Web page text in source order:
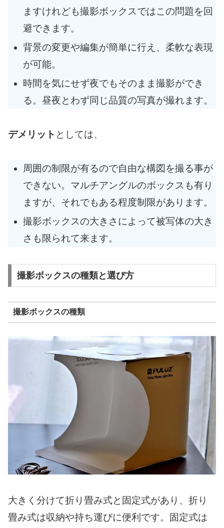
ますけれども撮影ボックスではこの問題を回
避できます。
背景の変更や編集が簡単に行え、柔軟な表現
が可能。
時間を気にせず夜でもそのまま撮影ができ
る。昼夜とわず同じ品質の写真が撮れます。
デメリット としては、
周囲の制限が有るので自由な構図を撮る事が
できない。マルチアングルのボックスも有り
ますが、それでもある程度制限があります。
撮影ボックスの大きさによって被写体の大き
さも限られて来ます。
撮影ボックスの種類と選び方
撮影ボックスの種類
大きく分けて折り畳み式と固定式があり、折り
畳み式は収納や持ち運びに便利です。固定式は